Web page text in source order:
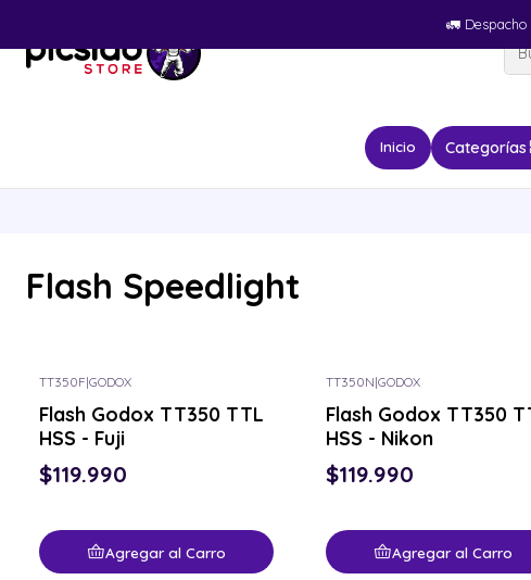
Inicio Categorías
🚛​
Flash Speedlight
TT350F|GODOX
Flash Godox TT350 TTL
HSS - Fuji
$119.990
Agregar al Carro
TT350N|GODOX
Flash Godox TT350
HSS - Nikon
$119.990
Agregar al Carro